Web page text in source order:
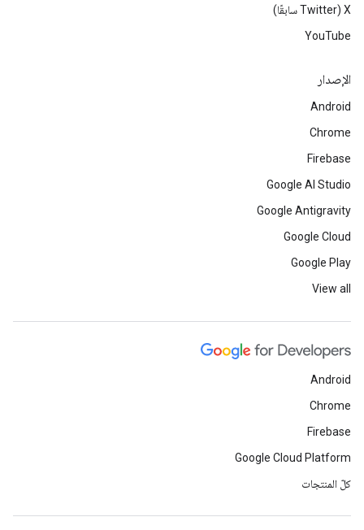
‫X ‏(Twitter سابقًا)
YouTube
الإصدار
Android
Chrome
Firebase
Google AI Studio
Google Antigravity
Google Cloud
Google Play
View all
Android
Chrome
Firebase
Google Cloud Platform
كلّ المنتجات